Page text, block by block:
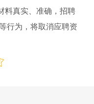
料真实、准确，招聘
行为，将取消应聘资